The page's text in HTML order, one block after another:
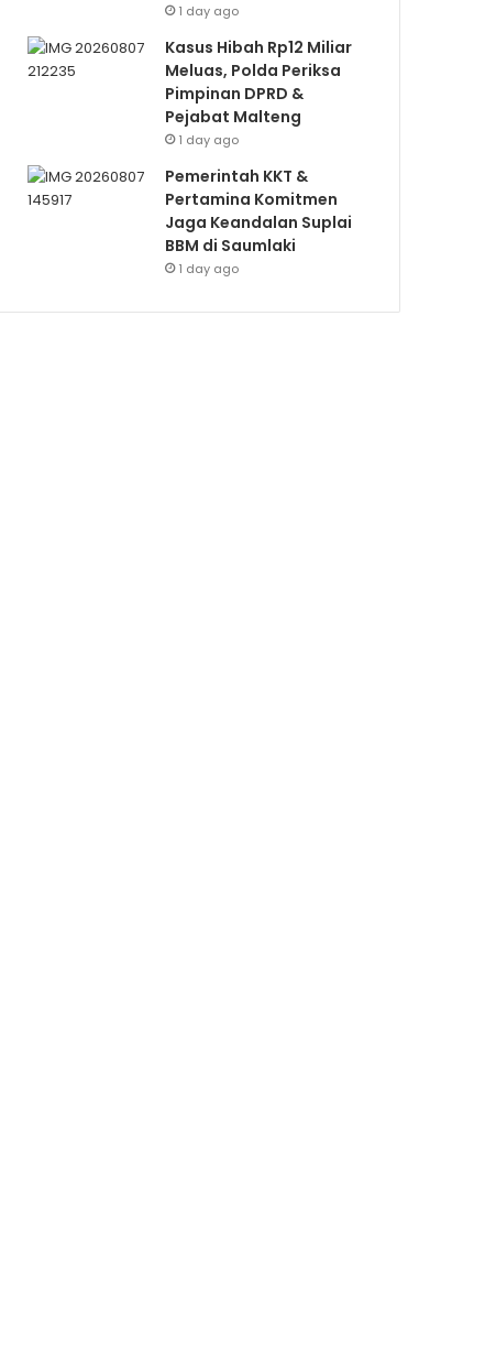
1 day ago
Kasus Hibah Rp12 Miliar
Meluas, Polda Periksa
Pimpinan DPRD &
Pejabat Malteng
1 day ago
Pemerintah KKT &
Pertamina Komitmen
Jaga Keandalan Suplai
BBM di Saumlaki
1 day ago